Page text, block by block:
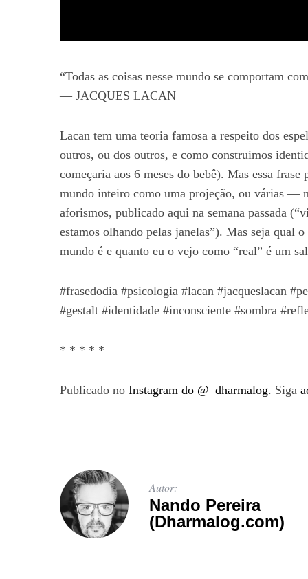
“Todas as coisas nesse mundo se comportam
— JACQUES LACAN
Lacan tem uma teoria famosa a respeito dos
outros, ou dos outros, e como construimos
começaria aos 6 meses do bebê). Mas essa
mundo inteiro como uma projeção, ou várias —
aforismos, publicado aqui na semana passada
estamos olhando pelas janelas”). Mas seja qual
mundo é e quanto eu o vejo como “real” é um
#frasedodia #psicologia #lacan #jacqueslacan
#gestalt #identidade #inconsciente #sombra
* * * * *
Publicado no Instagram do @_dharmalog. Siga
Autor:
Nando Pereira
(Dharmalog.com)